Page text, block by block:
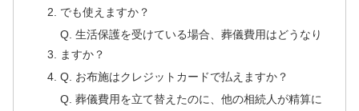
でも使えますか？
Q. 生活保護を受けている場合、葬儀費用はどうなり
ますか？
Q. お布施はクレジットカードで払えますか？
Q. 葬儀費用を立て替えたのに、他の相続人が精算に